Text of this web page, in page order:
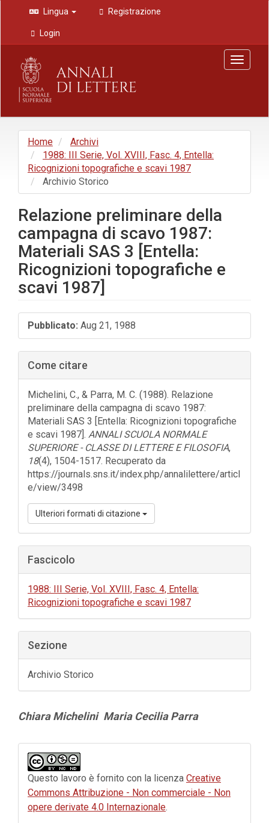
Navigazione
principale
Contenuto
principale
Barra
laterale
Lingua Registrazione
Login
Toggle
Home
Archivi
1988: III Serie, Vol. XVIII, Fasc. 4, Entella:
Ricognizioni topografiche e scavi 1987
Archivio Storico
Relazione preliminare della
campagna di scavo 1987:
Materiali SAS 3 [Entella:
Ricognizioni topografiche e
scavi 1987]
Barra
laterale
dell'articolo
Pubblicato: Aug 21, 1988
Come citare
Michelini, C., & Parra, M. C. (1988). Relazione
preliminare della campagna di scavo 1987:
Materiali SAS 3 [Entella: Ricognizioni topografiche
e scavi 1987]. ANNALI SCUOLA NORMALE
SUPERIORE - CLASSE DI LETTERE E FILOSOFIA,
18(4), 1504-1517. Recuperato da
https://journals.sns.it/index.php/annalilettere/articl
e/view/3498
Ulteriori formati di citazione
Fascicolo
1988: III Serie, Vol. XVIII, Fasc. 4, Entella:
Ricognizioni topografiche e scavi 1987
Sezione
Archivio Storico
Contenuto
principale
dell'articolo
Chiara Michelini Maria Cecilia Parra
Dettagli
dell'articolo
Questo lavoro è fornito con la licenza Creative
Commons Attribuzione - Non commerciale - Non
opere derivate 4.0 Internazionale.